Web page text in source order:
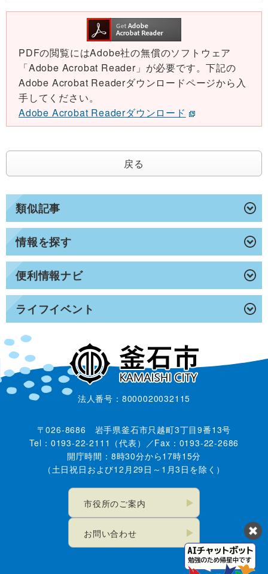
類似記事
情報を探す
便利情報ナビ
ライフイベント
PDFの閲覧にはAdobe社の無償のソフトウェア
「Adobe Acrobat Reader」が必要です。下記の
Adobe Acrobat Readerダウンロードページから入
手してください。
Adobe Acrobat Readerダウンロード
戻る
法人番号：8000020032115
〒026-8686 岩手県釜石市只越町3丁目9番13号
Tel：0193-22-2111（代表）／Fax：0193-22-2686
開庁時間：8時30分から17時15分
（土日祝日および12月29日～1月3日を除く）
市役所のご案内
お問い合わせ